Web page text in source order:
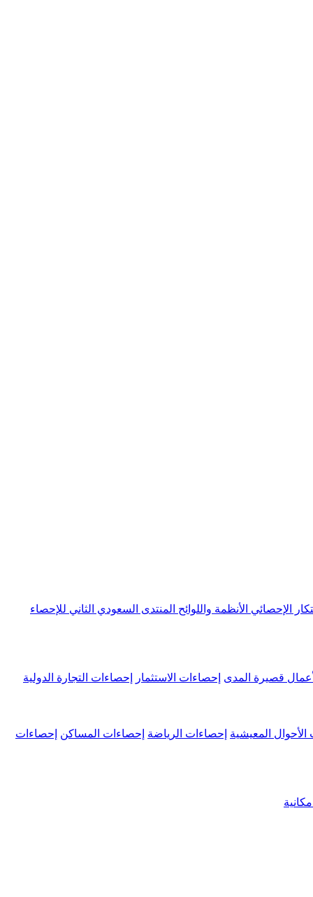
الإحصائي الأنظمة واللوائح المنتدى السعودي الثاني للإحصاء
قصيرة المدى إحصاءات الاستثمار إحصاءات التجارة الدولية
الأحوال المعيشية إحصاءات الرياضة إحصاءات المساكن إحصاءات